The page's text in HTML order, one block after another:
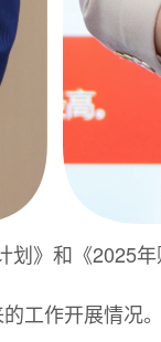
》和《2025
工作开展情况